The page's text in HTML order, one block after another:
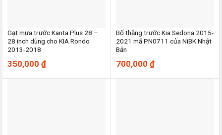
Gạt mưa trước Kanta Plus 28 –
28 inch dùng cho KIA Rondo
2013-2018
350,000 ₫
Bố thắng trước Kia Sedona 2015-
2021 mã PN0711 của NiBK Nhật
Bản
700,000 ₫